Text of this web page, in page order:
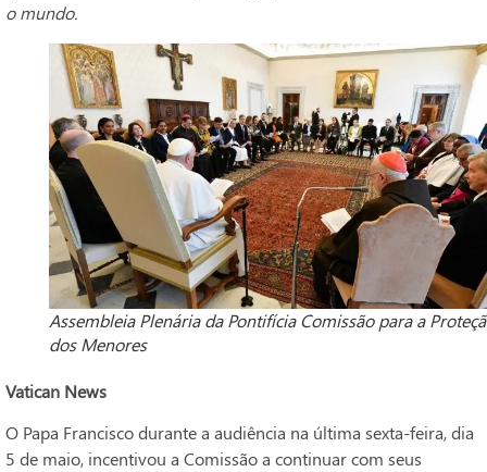
o mundo.
Assembleia Plenária da Pontifícia Comissão para a
dos Menores
Vatican News
O Papa Francisco durante a audiência na última sexta-feira, dia
5 de maio, incentivou a Comissão a continuar com seus